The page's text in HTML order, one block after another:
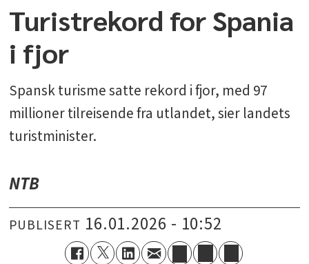
Turistrekord for Spania
i fjor
Spansk turisme satte rekord i fjor, med 97
millioner tilreisende fra utlandet, sier landets
turistminister.
NTB
PUBLISERT 16.01.2026 - 10:52